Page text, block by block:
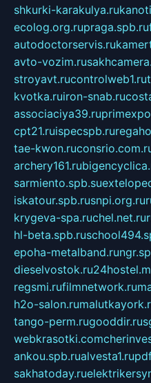
shkurki-karakulya.ru
ecolog.org.rupraga.spb.ru
autodoctorservis.ru
avto-vozim.ru
stroyavt.rucontrolweb1.ru
kvotka.ruiron-snab.ru
associaciya39.ru
cpt21.ruispecspb.ru
tae-kwon.ru
archery161.ru
sarmiento.spb.su
iskatour.spb.rusnpi.org.ru
krygeva-spa.ruchel.net.ru
hl-beta.spb.ru
epoha-metalband.ru
dieselvostok.ru
regsmi.rufilmnetwork.ru
h2o-salon.ru
tango-perm.rugooddir.ru
webkrasotki.com
ankou.spb.rualvesta1.ru
sakhatoday.ru